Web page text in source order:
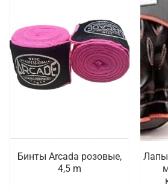
Бинты Arcada розовые,
4,5 m
Лапы